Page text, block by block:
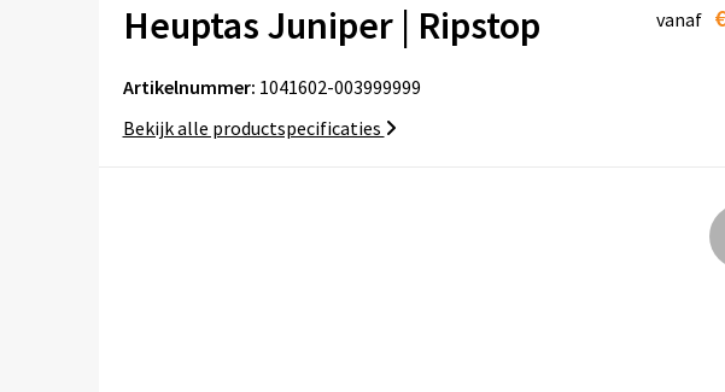
Heuptas Juniper | Ripstop vanaf
Artikelnummer: 1041602-003999999
Bekijk alle productspecificaties